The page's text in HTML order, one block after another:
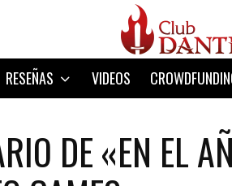
RESEÑAS VIDEOS
DE «EN EL